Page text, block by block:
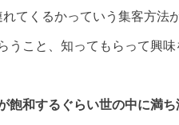
てくるかっていう集客方法
こと、知ってもらって興
飽和するぐらい世の中に満ち